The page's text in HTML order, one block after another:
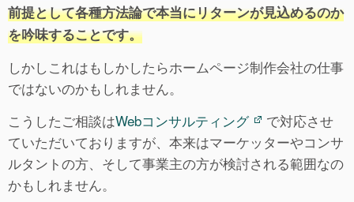
前提として各種方法論で本当にリターンが見込めるのか
を吟味することです。
しかしこれはもしかしたらホームページ制作会社の仕事
ではないのかもしれません。
こうしたご相談はWebコンサルティング
で対応させ
ていただいておりますが、本来はマーケッターやコンサ
ルタントの方、そして事業主の方が検討される範囲なの
かもしれません。